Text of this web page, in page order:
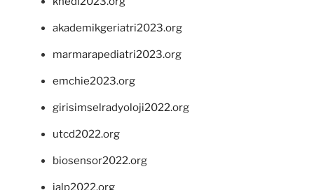
akademikgeriatri2023.org
marmarapediatri2023.org
emchie2023.org
girisimselradyoloji2022.org
utcd2022.org
biosensor2022.org
ialp2022.org